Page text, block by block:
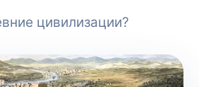
цивилизации?